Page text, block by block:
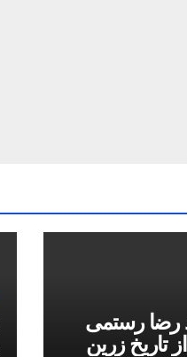
رضا رستمی
تاریخ زرین